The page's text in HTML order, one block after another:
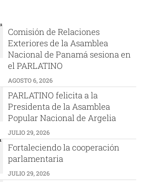
Comisión de Relaciones
Exteriores de la Asamblea
Nacional de Panamá sesiona en
el PARLATINO
AGOSTO 6, 2026
PARLATINO felicita a la
Presidenta de la Asamblea
Popular Nacional de Argelia
JULIO 29, 2026
Fortaleciendo la cooperación
parlamentaria
JULIO 29, 2026